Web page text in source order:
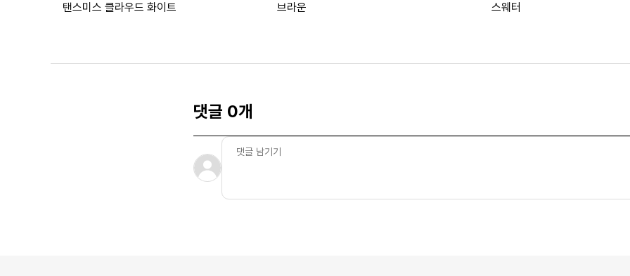
탠스미스 클라우드 화이트
브라운
스웨터
댓글 0개